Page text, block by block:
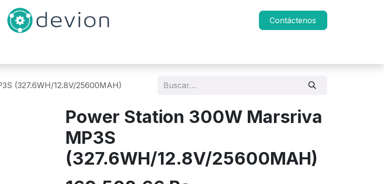
Contáctenos
(327.6WH/12.8V/25600MAH)
Power Station 300W Marsriva
MP3S
(327.6WH/12.8V/25600MAH)